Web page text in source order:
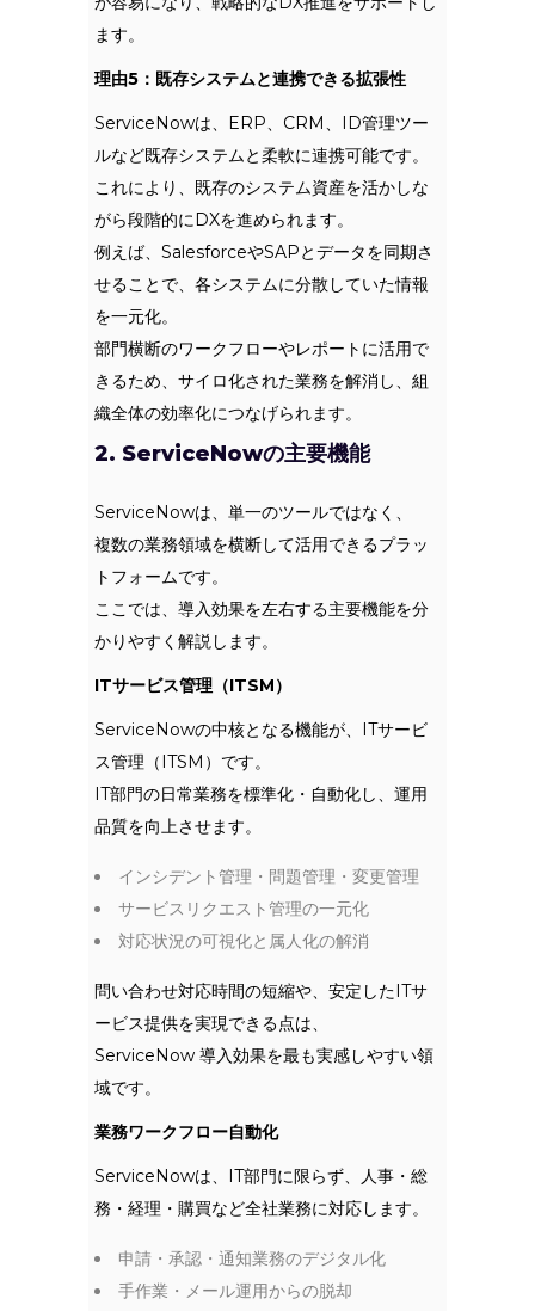
ます。
理由5：既存システムと連携できる拡張性
ServiceNowは、ERP、CRM、ID管理ツー
ルなど既存システムと柔軟に連携可能です。
これにより、既存のシステム資産を活かしな
がら段階的にDXを進められます。
例えば、SalesforceやSAPとデータを同期さ
せることで、各システムに分散していた情報
を一元化。
部門横断のワークフローやレポートに活用で
きるため、サイロ化された業務を解消し、組
織全体の効率化につなげられます。
2. ServiceNowの主要機能
ServiceNowは、単一のツールではなく、
複数の業務領域を横断して活用できるプラッ
トフォームです。
ここでは、導入効果を左右する主要機能を分
かりやすく解説します。
ITサービス管理（ITSM）
ServiceNowの中核となる機能が、ITサービ
ス管理（ITSM）です。
IT部門の日常業務を標準化・自動化し、運用
品質を向上させます。
インシデント管理・問題管理・変更管理
サービスリクエスト管理の一元化
対応状況の可視化と属人化の解消
問い合わせ対応時間の短縮や、安定したITサ
ービス提供を実現できる点は、
ServiceNow 導入効果を最も実感しやすい領
域です。
業務ワークフロー自動化
ServiceNowは、IT部門に限らず、人事・総
務・経理・購買など全社業務に対応します。
申請・承認・通知業務のデジタル化
手作業・メール運用からの脱却